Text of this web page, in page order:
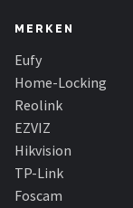
MERKEN
Eufy
Home-Locking
Reolink
EZVIZ
Hikvision
TP-Link
Foscam